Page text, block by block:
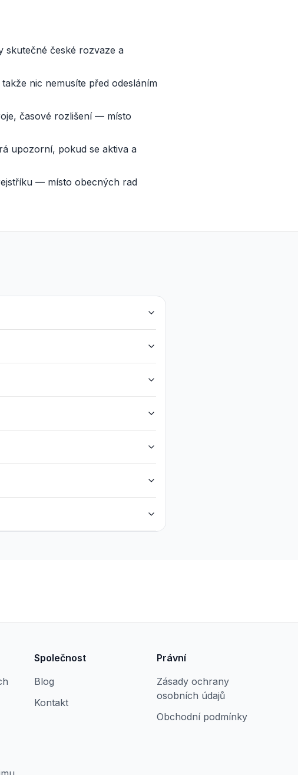
skutečné české rozvaze a
nic nemusíte před odesláním
časové rozlišení — místo
upozorní, pokud se aktiva a
— místo obecných rad
Společnost
Blog
Kontakt
Právní
Zásady ochrany
osobních údajů
Obchodní podmínky